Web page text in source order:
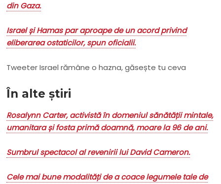
din Gaza.
Israel și Hamas par aproape de un acord privind
eliberarea ostaticilor, spun oficialii.
Tweeter Israel rămâne o hazna, găsește tu ceva
În alte știri
Rosalynn Carter, activistă în domeniul sănătății mintale,
umanitara și fosta primă doamnă, moare la 96 de ani.
Sumbrul spectacol al revenirii lui David Cameron.
Cele mai bune modalități de a coace legumele tale de